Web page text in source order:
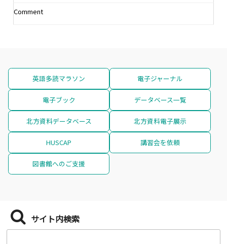
Comment
英語多読マラソン 電子ジャーナル
電子ブック データベース一覧
北方資料データベース 北方資料電子展示
HUSCAP 講習会を依頼
図書館へのご支援
サイト内検索